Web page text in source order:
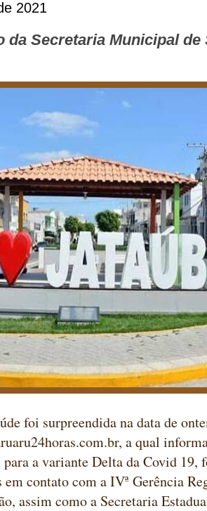
2021
da Secretaria Municipal de
foi surpreendida na data de
a qual
a variante Delta da Covid 19,
contato com a IVª Gerência
assim como a Secretaria